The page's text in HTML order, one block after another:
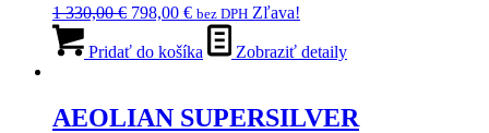
1 330,00€ Pôvodná
bola:
798,00 €Aktuálna
cena
je:
bez DPH Zľava!
Pridať do košíka Zobraziť detaily
AEOLIAN SUPERSILVER